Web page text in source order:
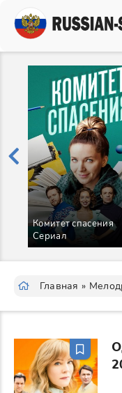
Второе дыхание
Главная »